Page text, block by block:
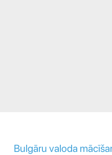
Bulgāru valoda